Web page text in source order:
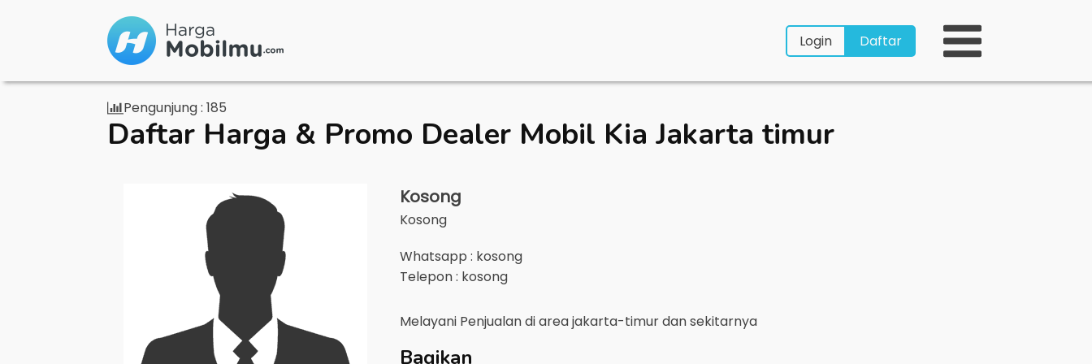
Login Daftar
Pengunjung : 185
Daftar Harga & Promo Dealer Mobil Kia Jakarta timur
Kosong
Kosong
Whatsapp : kosong
Telepon : kosong
Melayani Penjualan di areajakarta-timurdan sekitarnya
Bagikan